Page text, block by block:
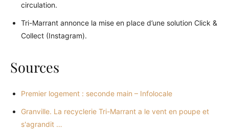
circulation.
Tri-Marrant annonce la mise en place d’une solution Click &
Collect (Instagram).
Sources
Premier logement : seconde main – Infolocale
Granville. La recyclerie Tri-Marrant a le vent en poupe et
s'agrandit …